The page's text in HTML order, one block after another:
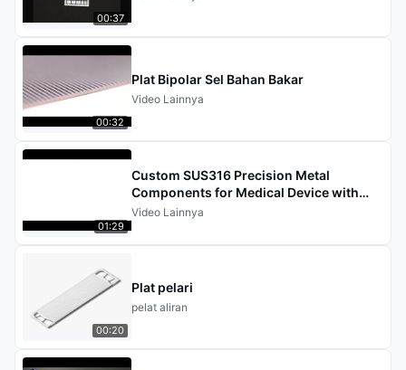
corrosion resistance and versatile finishes.
decorative accents.
00:37
00:32
Plat Bipolar Sel Bahan Bakar
Video Lainnya
01:29
Custom SUS316 Precision Metal
Components for Medical Device with
Photo Chemical Etching Processing
Video Lainnya
00:20
Plat pelari
pelat aliran